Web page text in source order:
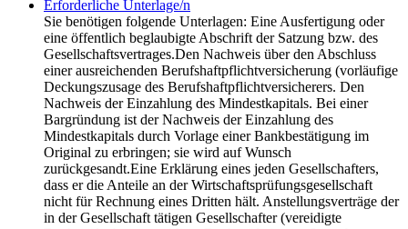
Erforderliche Unterlage/n
Sie benötigen folgende Unterlagen: Eine Ausfertigung oder
eine öffentlich beglaubigte Abschrift der Satzung bzw. des
Gesellschaftsvertrages.Den Nachweis über den Abschluss
einer ausreichenden Berufshaftpflichtversicherung (vorläufige
Deckungszusage des Berufshaftpflichtversicherers. Den
Nachweis der Einzahlung des Mindestkapitals. Bei einer
Bargründung ist der Nachweis der Einzahlung des
Mindestkapitals durch Vorlage einer Bankbestätigung im
Original zu erbringen; sie wird auf Wunsch
zurückgesandt.Eine Erklärung eines jeden Gesellschafters,
dass er die Anteile an der Wirtschaftsprüfungsgesellschaft
nicht für Rechnung eines Dritten hält. Anstellungsverträge der
in der Gesellschaft tätigen Gesellschafter (vereidigte